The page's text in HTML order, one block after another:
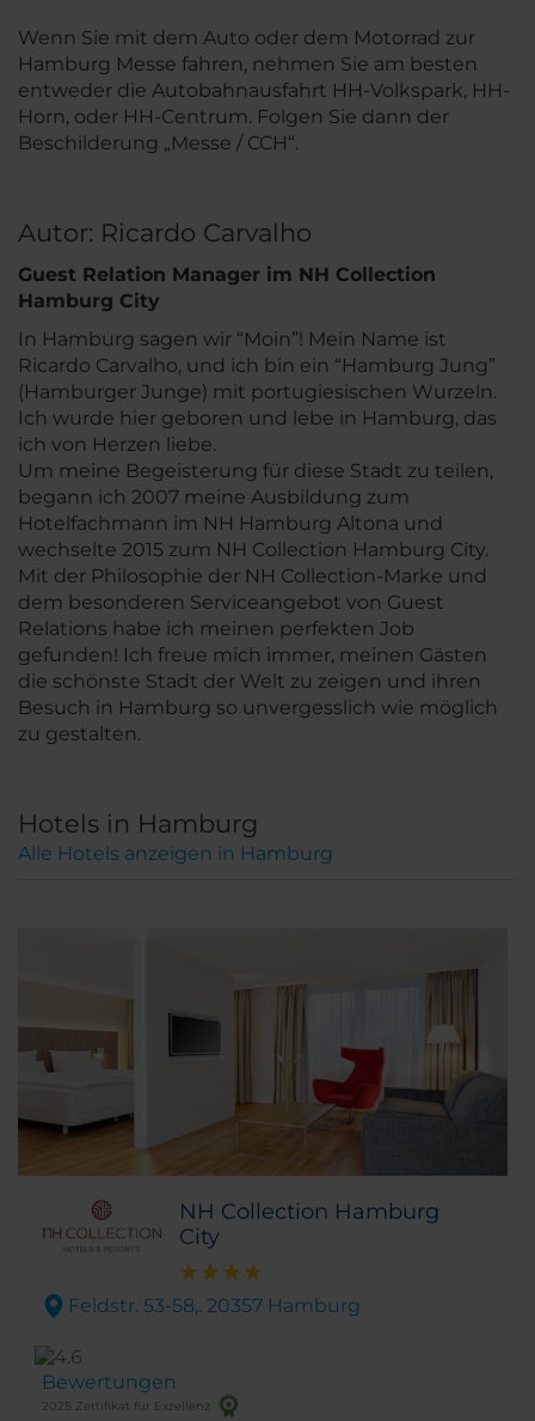
Wenn Sie mit dem Auto oder dem Motorrad zur
Hamburg Messe fahren, nehmen Sie am besten
entweder die Autobahnausfahrt HH-Volkspark, HH-
Horn, oder HH-Centrum. Folgen Sie dann der
Beschilderung „Messe / CCH“.
Autor: Ricardo Carvalho
Guest Relation Manager im NH Collection
Hamburg City
In Hamburg sagen wir “Moin”! Mein Name ist
Ricardo Carvalho, und ich bin ein “Hamburg Jung”
(Hamburger Junge) mit portugiesischen Wurzeln.
Ich wurde hier geboren und lebe in Hamburg, das
ich von Herzen liebe.
Um meine Begeisterung für diese Stadt zu teilen,
begann ich 2007 meine Ausbildung zum
Hotelfachmann im NH Hamburg Altona und
wechselte 2015 zum NH Collection Hamburg City.
Mit der Philosophie der NH Collection-Marke und
dem besonderen Serviceangebot von Guest
Relations habe ich meinen perfekten Job
gefunden! Ich freue mich immer, meinen Gästen
die schönste Stadt der Welt zu zeigen und ihren
Besuch in Hamburg so unvergesslich wie möglich
zu gestalten.
Hotels in Hamburg
Alle Hotels anzeigen in Hamburg
NH Collection Hamburg
City
Feldstr. 53-58,. 20357 Hamburg
Bewertungen
2025 Zertifikat für Exzellenz